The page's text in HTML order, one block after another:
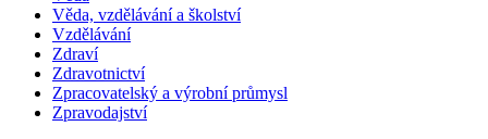
Věda, vzdělávání a školství
Vzdělávání
Zdraví
Zdravotnictví
Zpracovatelský a výrobní průmysl
Zpravodajství